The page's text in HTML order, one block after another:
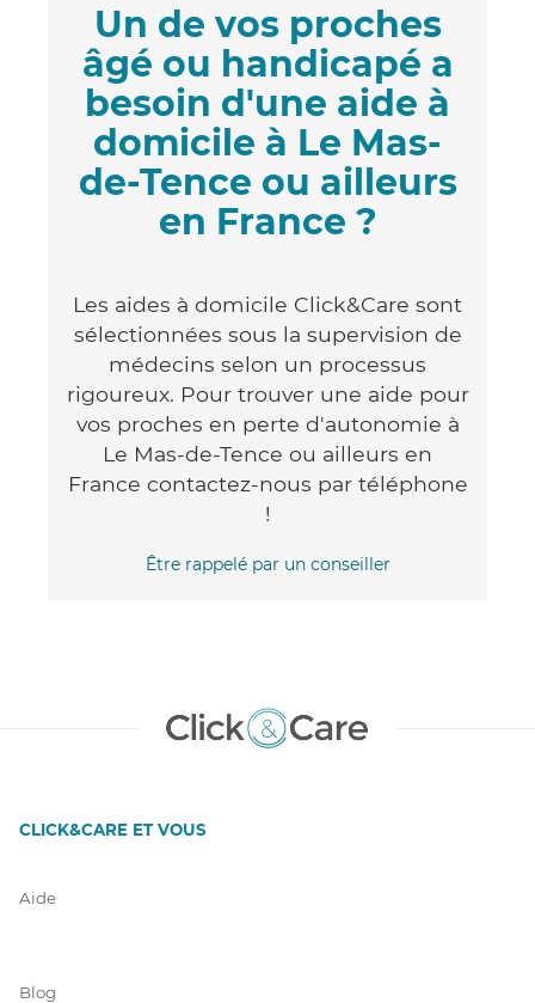
Un de vos proches
âgé ou handicapé a
besoin d'une aide à
domicile à Le Mas-
de-Tence ou ailleurs
en France ?
Les aides à domicile Click&Care sont
sélectionnées sous la supervision de
médecins selon un processus
rigoureux. Pour trouver une aide pour
vos proches en perte d'autonomie à
Le Mas-de-Tence ou ailleurs en
France contactez-nous par téléphone
!
Être rappelé par un conseiller
CLICK&CARE ET VOUS
Aide
Blog